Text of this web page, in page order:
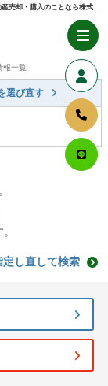
生駒南第二小学校(生駒市)｜奈良県（奈良市・生駒市・大和郡山市）の不動産売却・購入のことなら株式会社丸山不動産販売
報一覧
選び直す
定し直して検索